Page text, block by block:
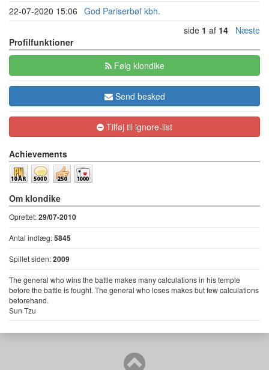
22-07-2020 15:06 God Pariserbøf kbh.
side 1 af 14
Næste
Profilfunktioner
Følg klondike
Send besked
Tilføj til ignore-list
Achievements
Om klondike
Oprettet:29/07-2010
Antal indlæg:5845
Spillet siden:2009
The general who wins the battle makes many calculations in his temple
before the battle is fought. The general who loses makes but few calculations
beforehand.
Sun Tzu